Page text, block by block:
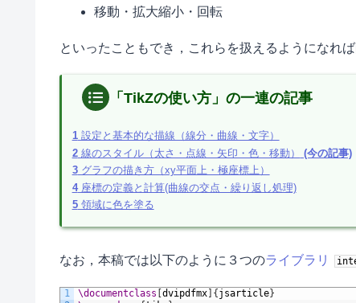
移動・拡大縮小・回転
といったこともでき，これらを扱えるようになれ
「TikZの使い方」の一連の記事
1設定と基本的な描線（線分・曲線・文字）
2線のスタイル（太さ・点線・矢印・色・移動）
(今の記事)
3グラフの描き方（xy平面上・極座標上）
4座標の定義と計算(曲線の交点・繰り返し処理)
5領域に色を塗る
なお，本稿では以下のように３つのライブラリ
1
\documentclass [dvipdfmx] {jsarticle}